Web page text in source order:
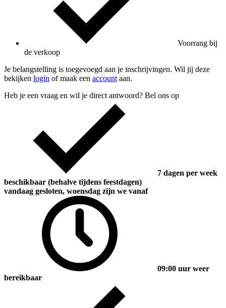
Voorrang bij
de verkoop
Je belangstelling is toegevoegd aan je inschrijvingen. Wil jij deze
bekijken login of maak een account aan.
Heb je een vraag en wil je direct antwoord? Bel ons op
7 dagen per week
beschikbaar (behalve tijdens feestdagen)
vandaag gesloten, woensdag zijn we vanaf
09:00 uur weer
bereikbaar